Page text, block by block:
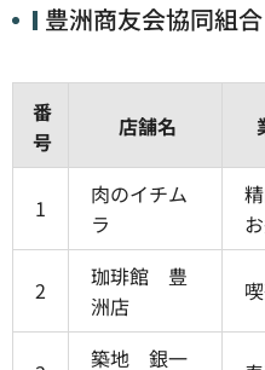
豊洲商友会協同組合
番
号
店舗名
1
肉のイチム
ラ
2
珈琲館 豊
洲店
築地 銀一